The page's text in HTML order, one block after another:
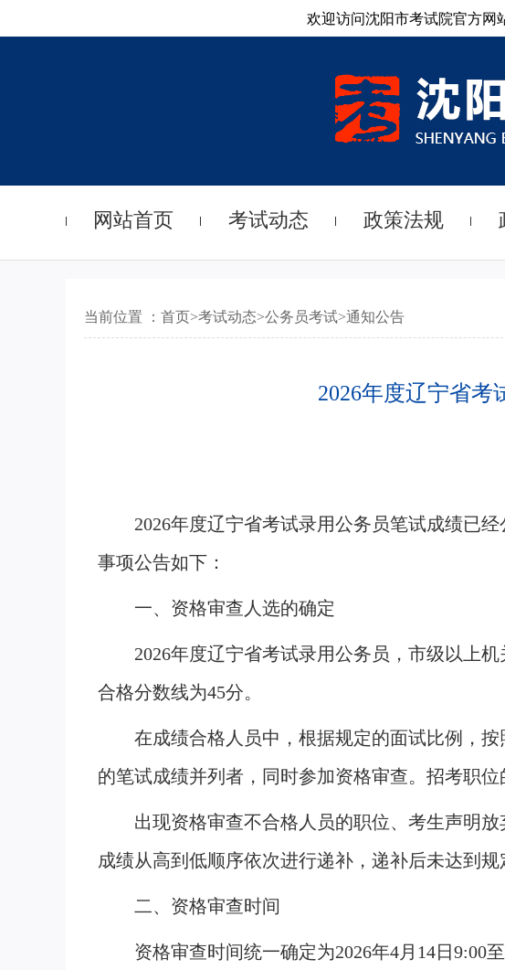
欢迎访问沈阳市考试院官方网
网站首页 考试动态 政策法规
当前位置 ： 首页>考试动态>公务员考试>通知公告
2026年度辽宁省
2026年度辽宁省考试录用公务员笔试成绩已
事项公告如下：
一、资格审查人选的确定
2026年度辽宁省考试录用公务员，市级以上
合格分数线为45分。
在成绩合格人员中，根据规定的面试比例，
的笔试成绩并列者，同时参加资格审查。招考职
出现资格审查不合格人员的职位、考生声明
成绩从高到低顺序依次进行递补，递补后未达到
二、资格审查时间
资格审查时间统一确定为2026年4月14日9:00